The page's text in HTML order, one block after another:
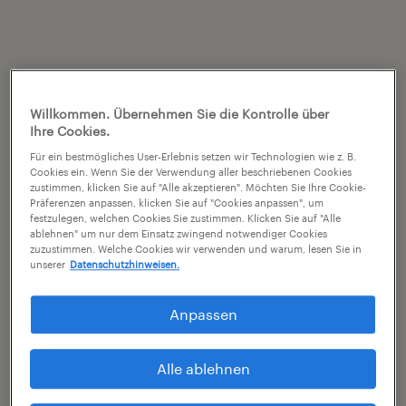
Willkommen. Übernehmen Sie die Kontrolle über
Ihre Cookies.
Für ein bestmögliches User-Erlebnis setzen wir Technologien wie z. B.
Cookies ein. Wenn Sie der Verwendung aller beschriebenen Cookies
zustimmen, klicken Sie auf "Alle akzeptieren". Möchten Sie Ihre Cookie-
Präferenzen anpassen, klicken Sie auf "Cookies anpassen", um
festzulegen, welchen Cookies Sie zustimmen. Klicken Sie auf "Alle
ablehnen" um nur dem Einsatz zwingend notwendiger Cookies
zuzustimmen. Welche Cookies wir verwenden und warum, lesen Sie in
unserer Datenschutzhinweisen.
Anpassen
Alle ablehnen